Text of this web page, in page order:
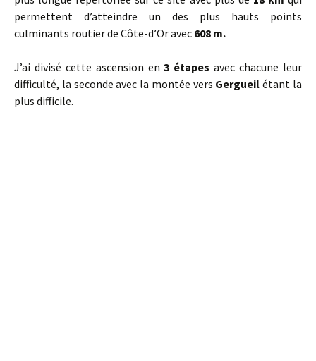
permettent d’atteindre un des plus hauts points
culminants routier de Côte-d’Or avec 608 m.
J’ai divisé cette ascension en3 étapes avec chacune leur
difficulté, la seconde avec la montée vers Gergueil étant la
plus difficile.